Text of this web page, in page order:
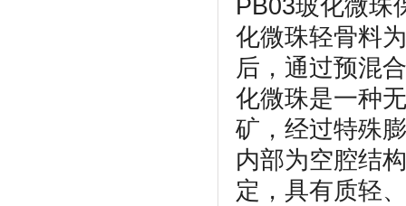
PB03玻化微珠
化微珠轻骨料
后，通过预混
化微珠是一种
矿，经过特殊
内部为空腔结
定，具有质轻